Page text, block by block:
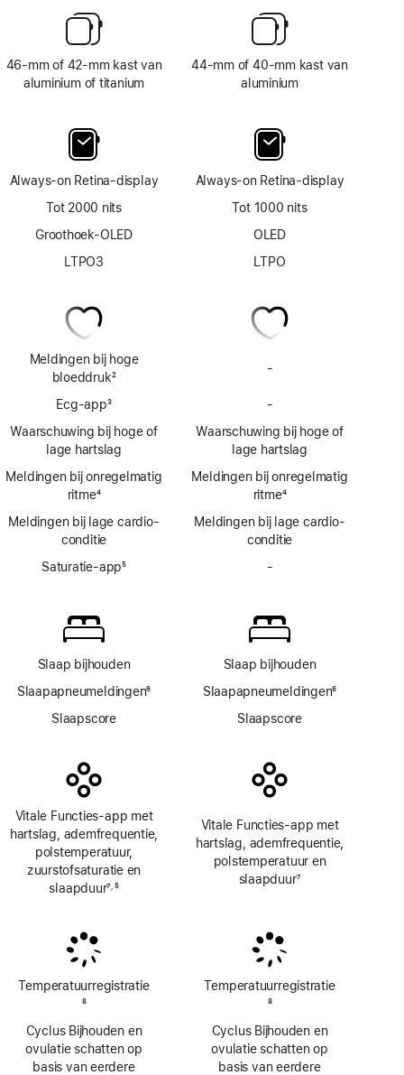
46‑mm of 42‑mm kast van
aluminium of titanium
Always‑on Retina‑display
Tot 2000 nits
Groothoek-OLED
LTPO3
Meldingen bij hoge
bloeddruk2
Ecg‑app3
Waarschuwing bij hoge of
lage hartslag
Meldingen bij onregelmatig
ritme4
Meldingen bij lage cardio­
conditie
Saturatie-app5
Slaap bijhouden
Slaapapneumeldingen6
Slaapscore
Vitale Functies-app met
hartslag, ademfrequentie,
polstemperatuur,
zuurstofsaturatie en
slaapduur7 5
Temperatuur­registratie
8
Cyclus Bijhouden en
ovulatie schatten op
basis van eerdere
44‑mm of 40‑mm kast van
aluminium
Always‑on Retina‑display
Tot 1000 nits
OLED
LTPO
-
bloeddruk
-
app
Waarschuwing bij hoge of
lage hartslag
Meldingen bij onregelmatig
ritme4
Meldingen bij lage cardio­
conditie
-
Slaap bijhouden
Slaapapneumeldingen6
Slaapscore
Vitale Functies-app met
hartslag, ademfrequentie,
polstemperatuur en
slaapduur7
Temperatuur­registratie
8
Cyclus Bijhouden en
ovulatie schatten op
basis van eerdere